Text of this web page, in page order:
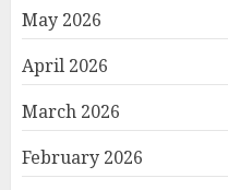
May 2026
April 2026
March 2026
February 2026